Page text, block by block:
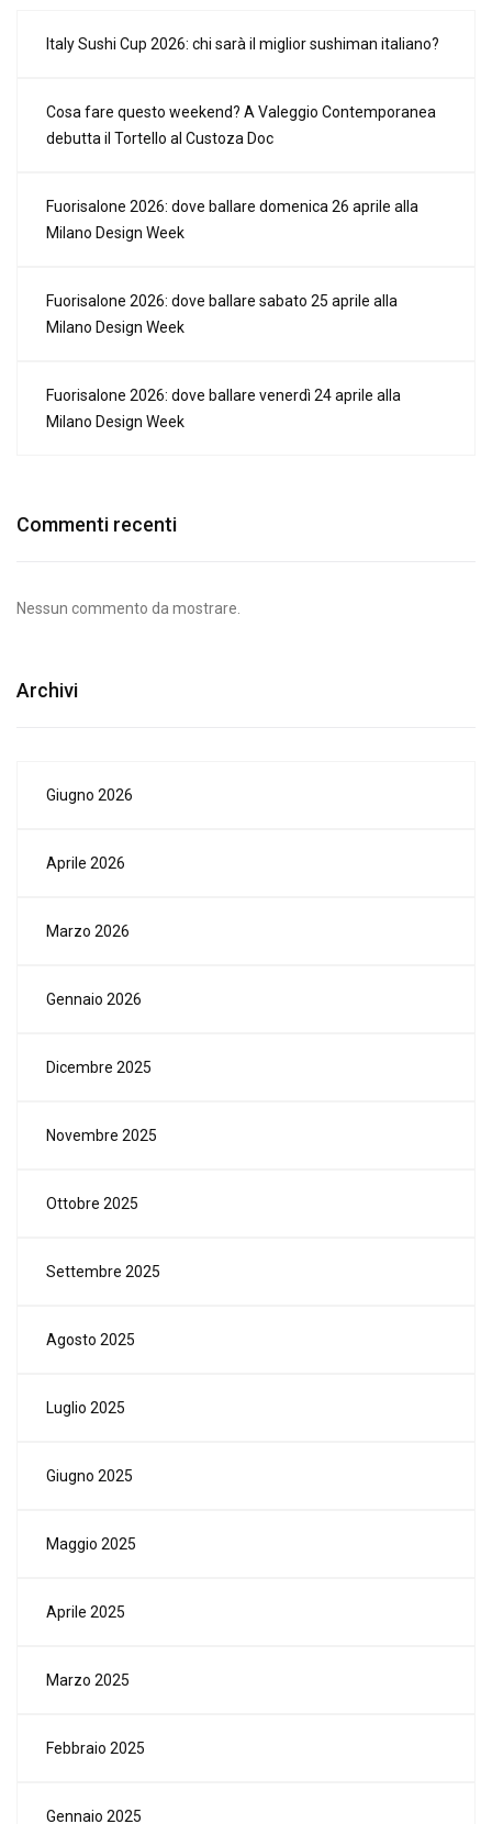
Italy Sushi Cup 2026: chi sarà il miglior sushiman italiano?
Cosa fare questo weekend? A Valeggio Contemporanea
debutta il Tortello al Custoza Doc
Fuorisalone 2026: dove ballare domenica 26 aprile alla
Milano Design Week
Fuorisalone 2026: dove ballare sabato 25 aprile alla
Milano Design Week
Fuorisalone 2026: dove ballare venerdì 24 aprile alla
Milano Design Week
Commenti recenti
Nessun commento da mostrare.
Archivi
Giugno 2026
Aprile 2026
Marzo 2026
Gennaio 2026
Dicembre 2025
Novembre 2025
Ottobre 2025
Settembre 2025
Agosto 2025
Luglio 2025
Giugno 2025
Maggio 2025
Aprile 2025
Marzo 2025
Febbraio 2025
Gennaio 2025